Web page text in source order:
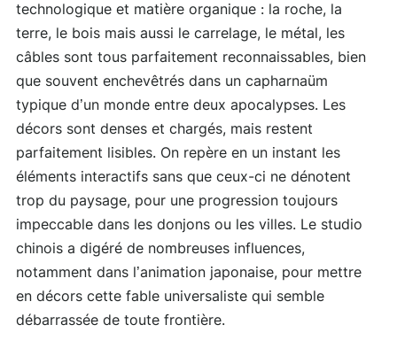
technologique et matière organique : la roche, la
terre, le bois mais aussi le carrelage, le métal, les
câbles sont tous parfaitement reconnaissables, bien
que souvent enchevêtrés dans un capharnaüm
typique d’un monde entre deux apocalypses. Les
décors sont denses et chargés, mais restent
parfaitement lisibles. On repère en un instant les
éléments interactifs sans que ceux-ci ne dénotent
trop du paysage, pour une progression toujours
impeccable dans les donjons ou les villes. Le studio
chinois a digéré de nombreuses influences,
notamment dans l’animation japonaise, pour mettre
en décors cette fable universaliste qui semble
débarrassée de toute frontière.